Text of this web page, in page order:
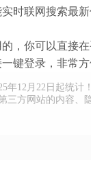
时联网搜索最
，你可以直接
键登录，非常方
年12月22日起统计！
三方网站的内容